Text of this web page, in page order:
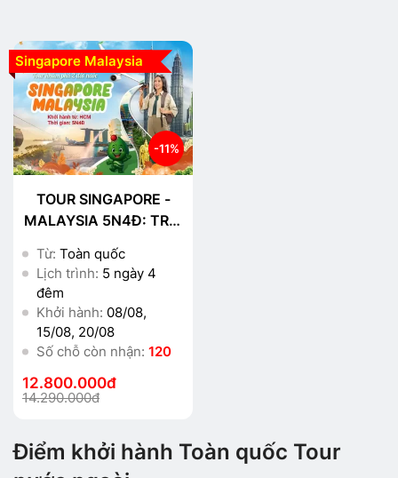
-11%
Singapore Malaysia
TOUR SINGAPORE -
MALAYSIA 5N4Đ: TRẢI
4★ NGAY TRUNG TÂM
Từ: Toàn quốc
Lịch trình: 5 ngày 4
đêm
Khởi hành: 08/08,
15/08, 20/08
Số chỗ còn nhận: 120
12.800.000đ
14.290.000đ
Điểm khởi hành Toàn quốc Tour